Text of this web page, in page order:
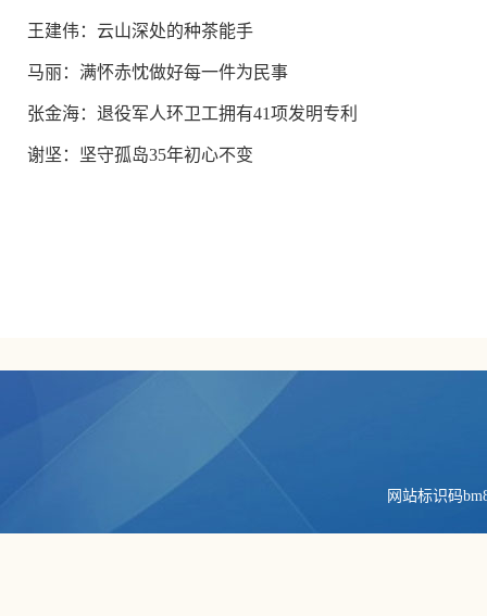
王建伟：云山深处的种茶能手
马丽：满怀赤忱做好每一件为民事
张金海：退役军人环卫工拥有41项发明专利
谢坚：坚守孤岛35年初心不变
网站标识码